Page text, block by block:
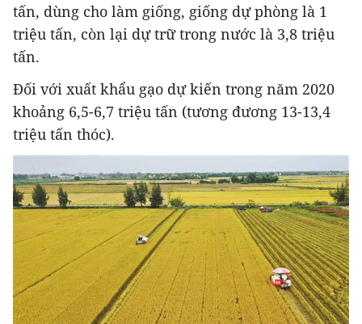
tấn, dùng cho làm giống, giống dự phòng là 1
triệu tấn, còn lại dự trữ trong nước là 3,8 triệu
tấn.
Đối với xuất khẩu gạo dự kiến trong năm 2020
khoảng 6,5-6,7 triệu tấn (tương đương 13-13,4
triệu tấn thóc).